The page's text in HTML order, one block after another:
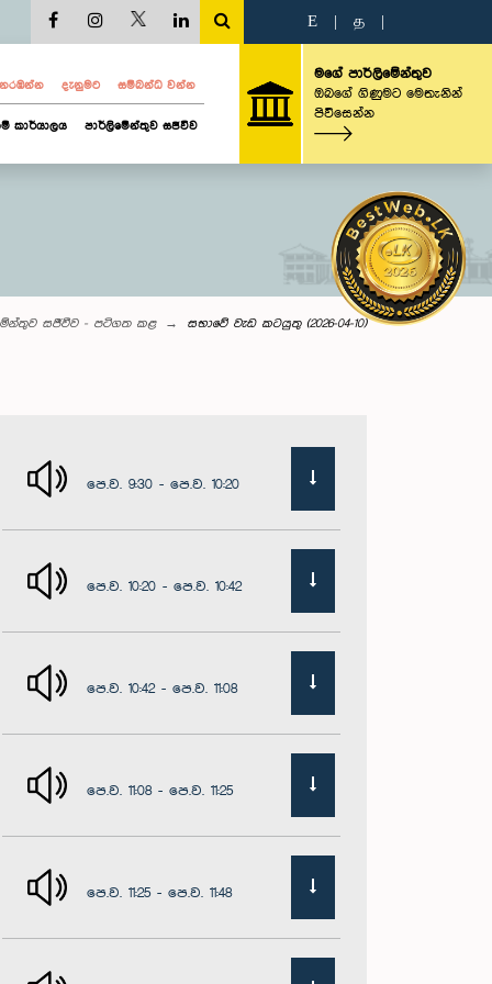
E த
දැනුමට සම්බන්ධ වන්න
කාර්යාලය පාර්ලිමේන්තුව සජීවීව
මගේ පාර්ලිමේන්තුව
ඔබගේ ගිණුමට මෙතැනින්
පිවිසෙන්න
සජීවීව - පටිගත කළ සභාවේ වැඩ කටයුතු (2026-04-10)
පෙ.ව. 9:30 - පෙ.ව. 10:20
පෙ.ව. 10:20 - පෙ.ව. 10:42
පෙ.ව. 10:42 - පෙ.ව. 11:08
පෙ.ව. 11:08 - පෙ.ව. 11:25
පෙ.ව. 11:25 - පෙ.ව. 11:48